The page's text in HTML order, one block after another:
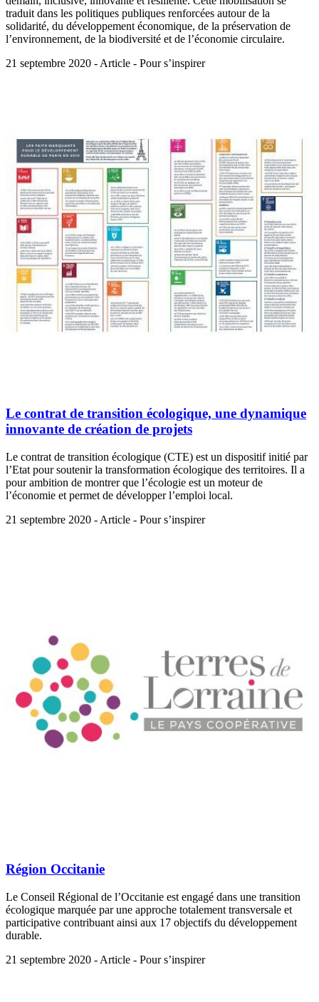
traduit dans les politiques publiques renforcées autour de la
solidarité, du développement économique, de la préservation de
l’environnement, de la biodiversité et de l’économie circulaire.
21 septembre 2020 - Article - Pour s’inspirer
Le contrat de transition écologique, une dynamique
innovante de création de projets
Le contrat de transition écologique (CTE) est un dispositif initié par
l’Etat pour soutenir la transformation écologique des territoires. Il a
pour ambition de montrer que l’écologie est un moteur de
l’économie et permet de développer l’emploi local.
21 septembre 2020 - Article - Pour s’inspirer
Région Occitanie
Le Conseil Régional de l’Occitanie est engagé dans une transition
écologique marquée par une approche totalement transversale et
participative contribuant ainsi aux 17 objectifs du développement
durable.
21 septembre 2020 - Article - Pour s’inspirer